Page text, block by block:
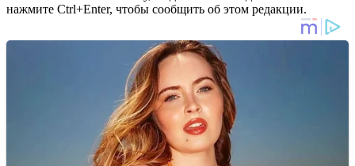
нажмите Ctrl+Enter, чтобы сообщить об этом редакции.